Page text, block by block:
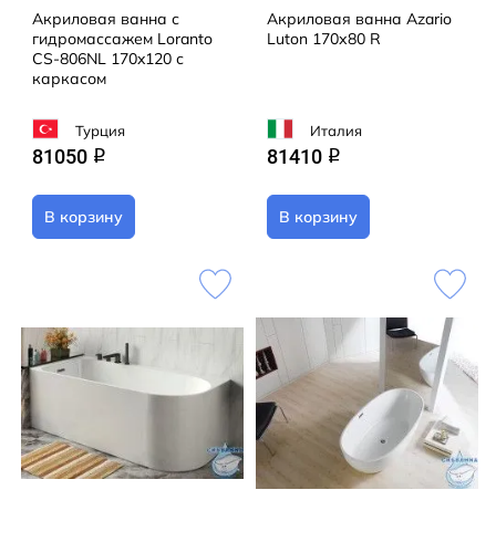
Акриловая ванна с
гидромассажем Loranto
CS-806NL 170x120 с
каркасом
Турция
81050 q
В корзину
Акриловая ванна Azario
Luton 170х80 R
Италия
81410 q
В корзину